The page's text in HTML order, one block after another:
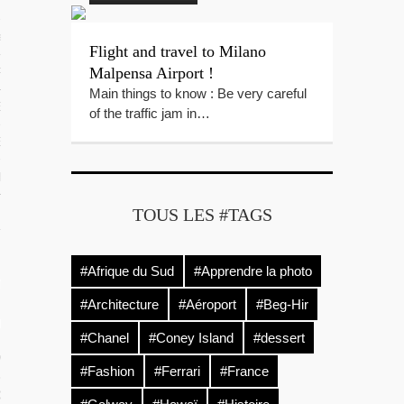
Polynésie
VIDÉOS
LOCAUX
DE BEG-HIR
EN FAMILLE : LE LIVRE
SUR L’ÉQUIPAGE DE BEG-HIR
Flight and travel to Milano
Malpensa Airport !
Main things to know : Be very careful
of the traffic jam in…
TOUS LES #TAGS
#Afrique du Sud #Apprendre la photo
#Architecture #Aéroport #Beg-Hir
#Chanel #Coney Island #dessert
#Fashion #Ferrari #France